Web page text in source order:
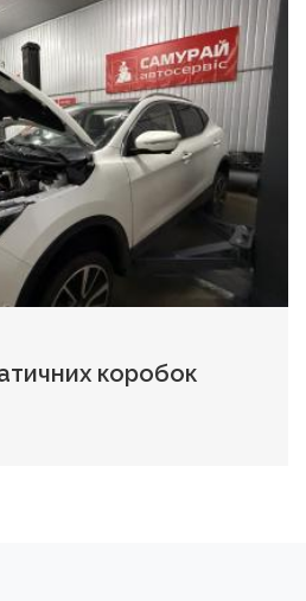
коробок